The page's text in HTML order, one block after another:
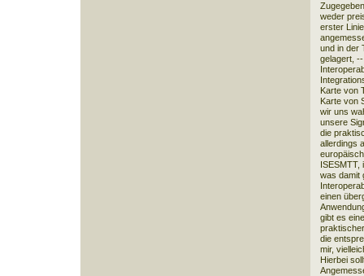
weder
erster
und in der
gelagert,
Karte von
Karte von
wir uns
unsere
die
allerdings
ISESMTT,
was damit
einen
gibt es
die
mir,
Hierbei